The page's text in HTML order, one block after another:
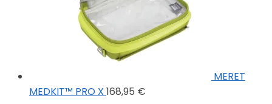
MERET
MEDKIT™ PRO X 168,95 €